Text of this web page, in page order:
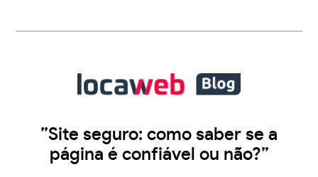
”Site seguro: como saber se a
página é confiável ou não?”